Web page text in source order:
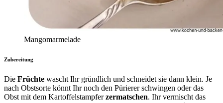
Mangomarmelade
Zubereitung
Die Früchte wascht Ihr gründlich und schneidet sie dann klein. Je
nach Obstsorte könnt Ihr noch den Pürierer schwingen oder das
Obst mit dem Kartoffelstampferzermatschen. Ihr vermischt das